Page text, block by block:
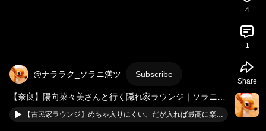
@ナララク_ソラニ満ツ Subscribe
【奈良】陽向菜々美さんと行く隠れ家ラウンジ｜ソラニ満
ツ【ボードゲームカフェ】 #かわいい
【古民家ラウンジ】めちゃ入りにくい、だが入れば最高に楽しい隠れ家ラウンジ｜ソラニ満ツ
4
1
Share